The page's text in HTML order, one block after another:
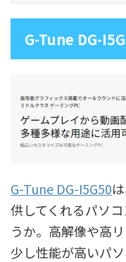
G-Tune DG-
G-Tune DG-I5G50
供してくれるパソ
うか。高解像や高
少し性能が高いパ